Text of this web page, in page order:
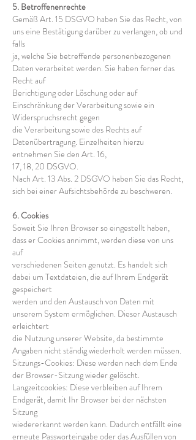
5. Betroffenenrechte
Gemäß Art. 15 DSGVO haben Sie das Recht, von
uns eine Bestätigung darüber zu verlangen, ob und
falls
ja, welche Sie betreffende personenbezogenen
Daten verarbeitet werden. Sie haben ferner das
Recht auf
Berichtigung oder Löschung oder auf
Einschränkung der Verarbeitung sowie ein
Widerspruchsrecht gegen
die Verarbeitung sowie des Rechts auf
Datenübertragung. Einzelheiten hierzu
entnehmen Sie den Art. 16,
17, 18, 20 DSGVO.
Nach Art. 13 Abs. 2 DSGVO haben Sie das Recht,
sich bei einer Aufsichtsbehörde zu beschweren.
6. Cookies
Soweit Sie Ihren Browser so eingestellt haben,
dass er Cookies annimmt, werden diese von uns
auf
verschiedenen Seiten genutzt. Es handelt sich
dabei um Textdateien, die auf Ihrem Endgerät
gespeichert
werden und den Austausch von Daten mit
unserem System ermöglichen. Dieser Austausch
erleichtert
die Nutzung unserer Website, da bestimmte
Angaben nicht ständig wiederholt werden müssen.
Sitzungs-Cookies: Diese werden nach dem Ende
der Browser-Sitzung wieder gelöscht.
Langzeitcookies: Diese verbleiben auf Ihrem
Endgerät, damit Ihr Browser bei der nächsten
Sitzung
wiedererkannt werden kann. Dadurch entfällt eine
erneute Passworteingabe oder das Ausfüllen von